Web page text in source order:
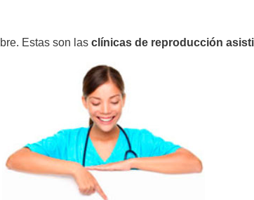
Estas son las clínicas de reproducción